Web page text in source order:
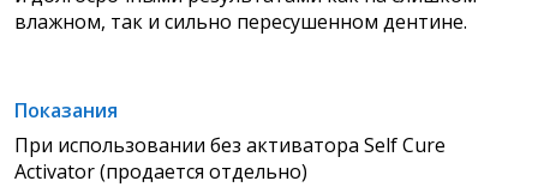
влажном, так и сильно пересушенном дентине.
Показания
При использовании без активатора Self Cure
Activator (продается отдельно)